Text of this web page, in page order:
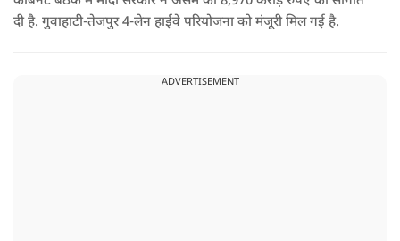
दी है. गुवाहाटी-तेजपुर 4-लेन हाईवे परियोजना को मंजूरी मिल गई है.
ADVERTISEMENT